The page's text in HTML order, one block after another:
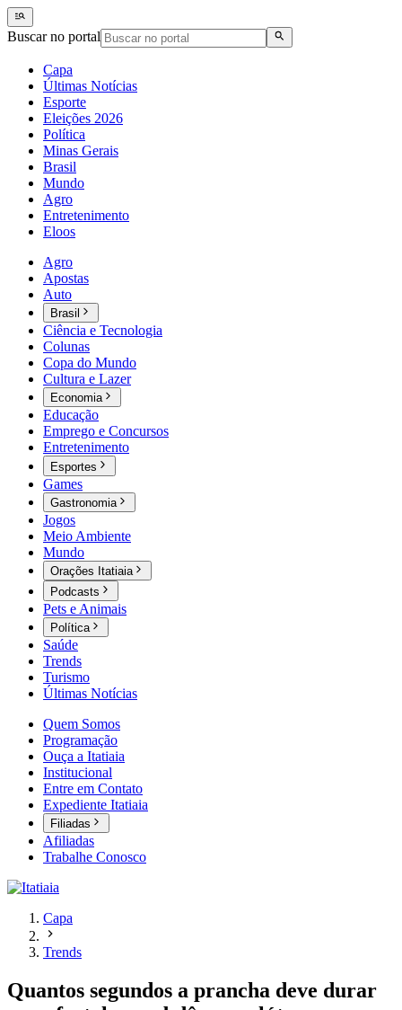
Buscar no portal
Capa
Últimas Notícias
Esporte
Eleições 2026
Política
Minas Gerais
Brasil
Mundo
Agro
Entretenimento
Eloos
Agro
Apostas
Auto
Brasil
Ciência e Tecnologia
Colunas
Copa do Mundo
Cultura e Lazer
Economia
Educação
Emprego e Concursos
Entretenimento
Esportes
Games
Gastronomia
Jogos
Meio Ambiente
Mundo
Orações Itatiaia
Podcasts
Pets e Animais
Política
Saúde
Trends
Turismo
Últimas Notícias
Quem Somos
Programação
Ouça a Itatiaia
Institucional
Entre em Contato
Expediente Itatiaia
Filiadas
Afiliadas
Trabalhe Conosco
Capa
Trends
Quantos segundos a prancha deve durar